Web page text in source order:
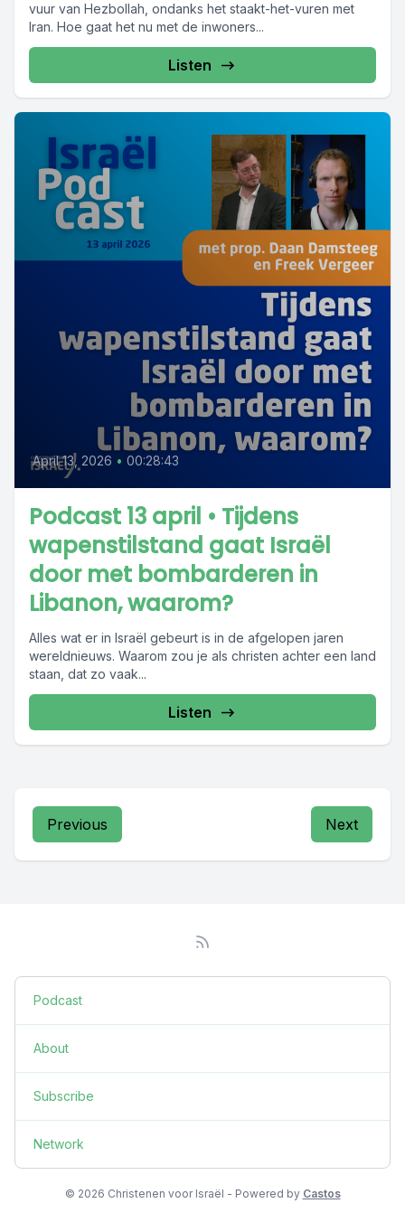
vuur van Hezbollah, ondanks het staakt-het-vuren met
Iran. Hoe gaat het nu met de inwoners...
Listen
April 13, 2026 • 00:28:43
Podcast 13 april • Tijdens
wapenstilstand gaat Israël
door met bombarderen in
Libanon, waarom?
Alles wat er in Israël gebeurt is in de afgelopen jaren
wereldnieuws. Waarom zou je als christen achter een land
staan, dat zo vaak...
Listen
Previous Next
Podcast
About
Subscribe
Network
© 2026 Christenen voor Israël - Powered by Castos